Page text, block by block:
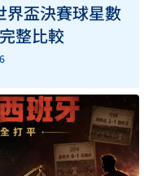
界盃決賽球星數
整比較